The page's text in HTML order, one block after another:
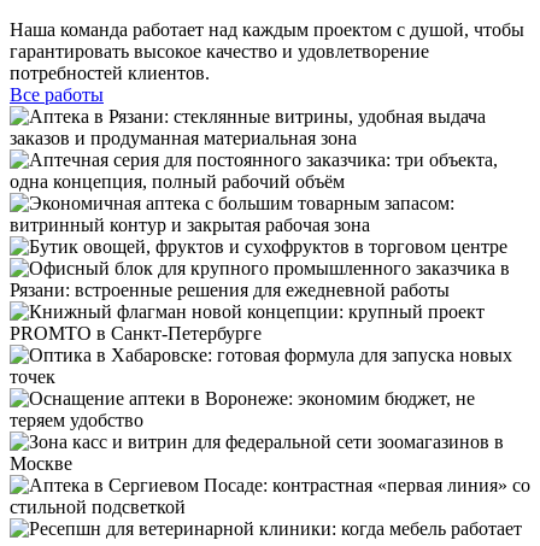
Наша команда работает над каждым проектом с душой, чтобы
гарантировать высокое качество и удовлетворение
потребностей клиентов.
Все работы